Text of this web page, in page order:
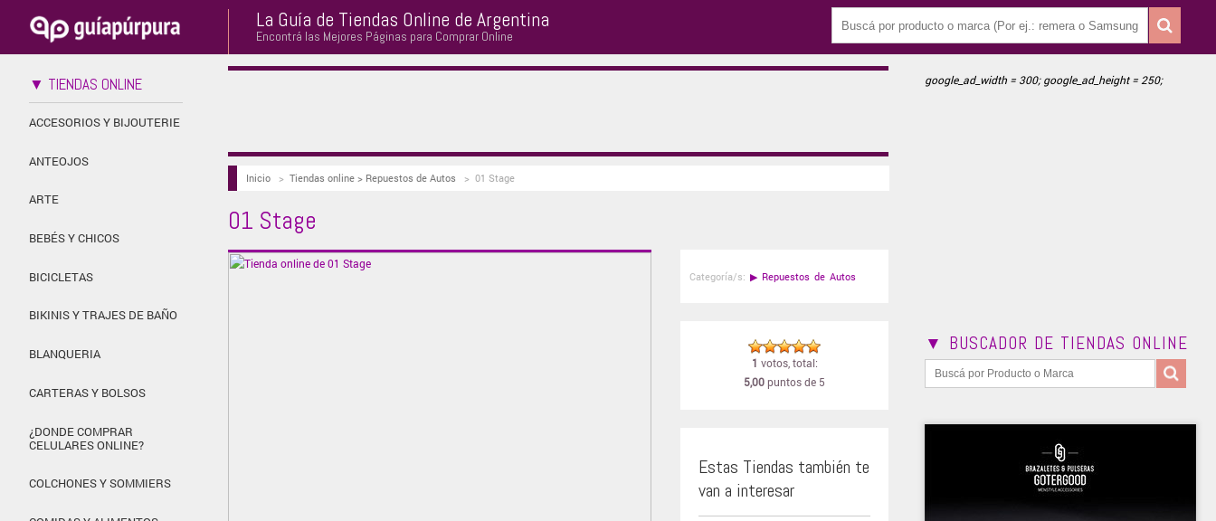
La Guía de Tiendas Online de Argentina
Encontrá las Mejores Páginas para Comprar Online
▼ TIENDAS ONLINE
ACCESORIOS Y BIJOUTERIE
ANTEOJOS
ARTE
BEBÉS Y CHICOS
BICICLETAS
BIKINIS Y TRAJES DE BAÑO
BLANQUERIA
CARTERAS Y BOLSOS
¿DONDE COMPRAR
CELULARES ONLINE?
COLCHONES Y SOMMIERS
Inicio> Tiendas online > Repuestos de Autos > 01 Stage
01 Stage
Categoría/s: ▶ Repuestos de Autos
1 votos, total:
5,00puntos de 5
Estas Tiendas también te
van a interesar
google_ad_width = 300; google_ad_height = 250;
▼ BUSCADOR DE TIENDAS ONLINE